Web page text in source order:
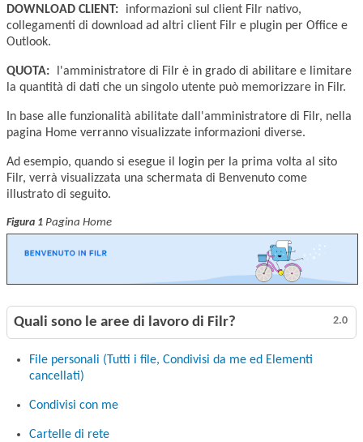
DOWNLOAD CLIENT:
informazioni sul client Filr nativo,
collegamenti di download ad altri client Filr e plugin per Office e
Outlook.
QUOTA:
l'amministratore di Filr è in grado di abilitare e limitare
la quantità di dati che un singolo utente può memorizzare in Filr.
In base alle funzionalità abilitate dall'amministratore di Filr, nella
pagina Home verranno visualizzate informazioni diverse.
Ad esempio, quando si esegue il login per la prima volta al sito
Filr, verrà visualizzata una schermata di Benvenuto come
illustrato di seguito.
Figura 1 Pagina Home
2.0
Quali sono le aree di lavoro di Filr?
File personali (Tutti i file, Condivisi da me ed Elementi
cancellati)
Condivisi con me
Cartelle di rete